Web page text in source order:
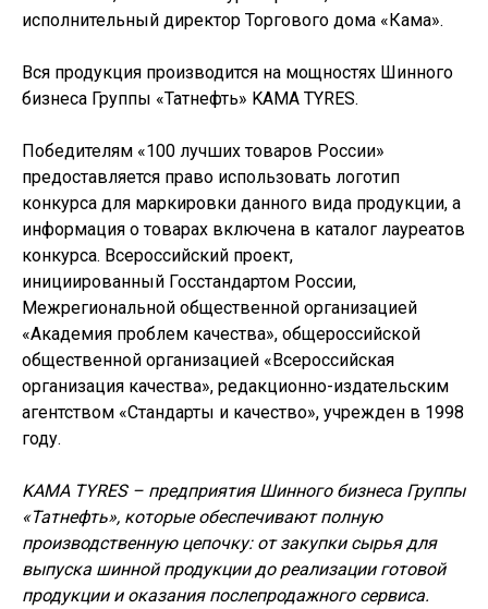
исполнительный директор Торгового дома «Кама».
Вся продукция производится на мощностях Шинного
бизнеса Группы «Татнефть» KAMA TYRES.
Победителям «100 лучших товаров России»
предоставляется право использовать логотип
конкурса для маркировки данного вида продукции, а
информация о товарах включена в каталог лауреатов
конкурса. Всероссийский проект,
инициированный Госстандартом России,
Межрегиональной общественной организацией
«Академия проблем качества», общероссийской
общественной организацией «Всероссийская
организация качества», редакционно-издательским
агентством «Стандарты и качество», учрежден в 1998
году.
KAMA TYRES – предприятия Шинного бизнеса Группы
«Татнефть», которые обеспечивают полную
производственную цепочку: от закупки сырья для
выпуска шинной продукции до реализации готовой
продукции и оказания послепродажного сервиса.